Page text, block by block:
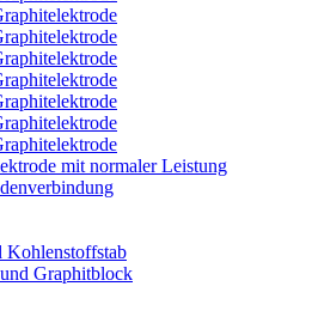
mit normaler Leistung
Kohlenstoffstab
Graphitblock